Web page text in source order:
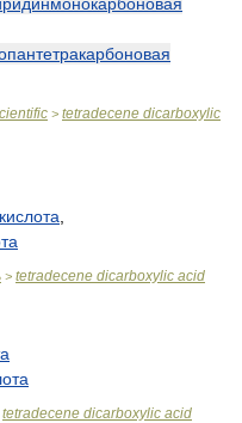
> tetradecene dicarboxylic
> tetradecene dicarboxylic acid
tetradecene dicarboxylic acid